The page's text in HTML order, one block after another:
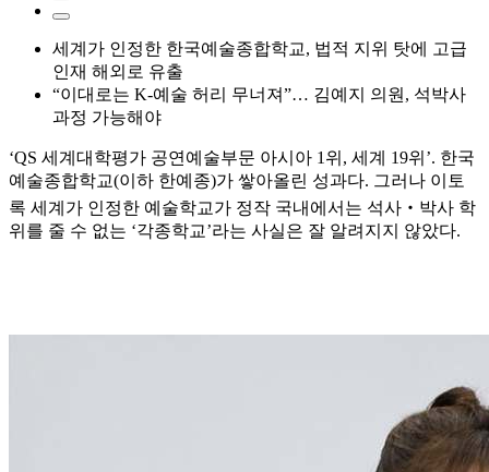
세계가 인정한 한국예술종합학교, 법적 지위 탓에 고급
인재 해외로 유출
“이대로는 K-예술 허리 무너져”… 김예지 의원, 석박사
과정 가능해야
‘QS 세계대학평가 공연예술부문 아시아 1위, 세계 19위’. 한국
예술종합학교(이하 한예종)가 쌓아올린 성과다. 그러나 이토
록 세계가 인정한 예술학교가 정작 국내에서는 석사‧박사 학
위를 줄 수 없는 ‘각종학교’라는 사실은 잘 알려지지 않았다.